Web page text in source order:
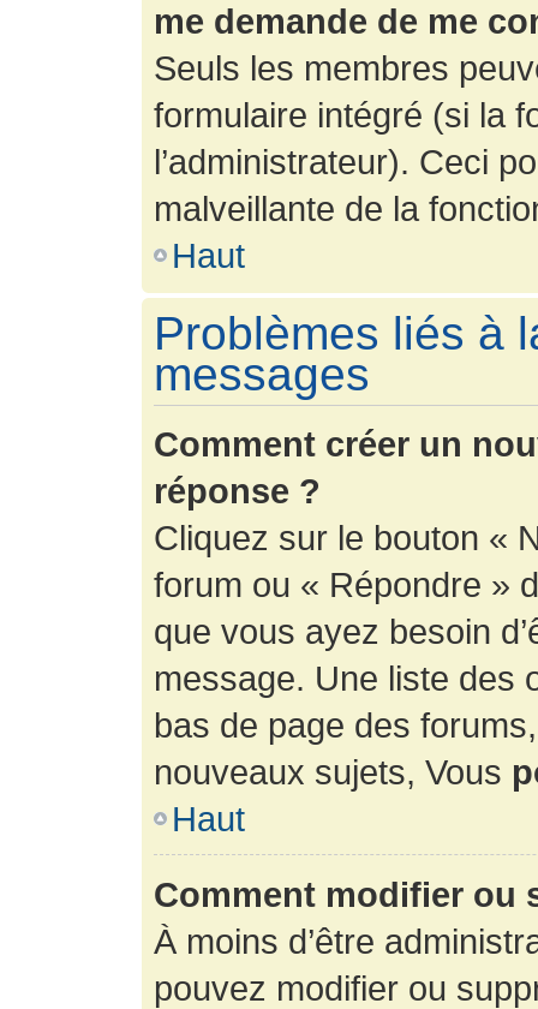
me demande de me
Seuls les membres
formulaire intégré (si la
l’administrateur). Ceci
malveillante de la
Haut
Problèmes liés à
messages
Comment créer un
réponse ?
Cliquez sur le bouton «
forum ou « Répondre »
que vous ayez besoin
message. Une liste des
bas de page des
nouveaux sujets, Vous
Haut
Comment modifier ou
À moins d’être
pouvez modifier ou